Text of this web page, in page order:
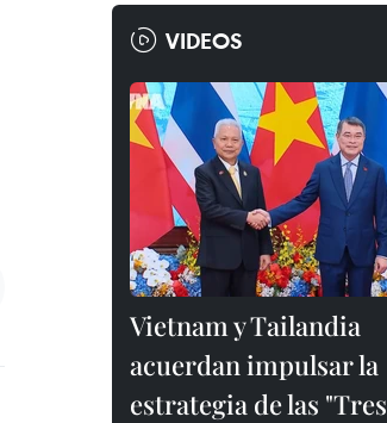
VIDEOS
Vietnam y Tailandia
acuerdan impulsar la
estrategia de las "Tres